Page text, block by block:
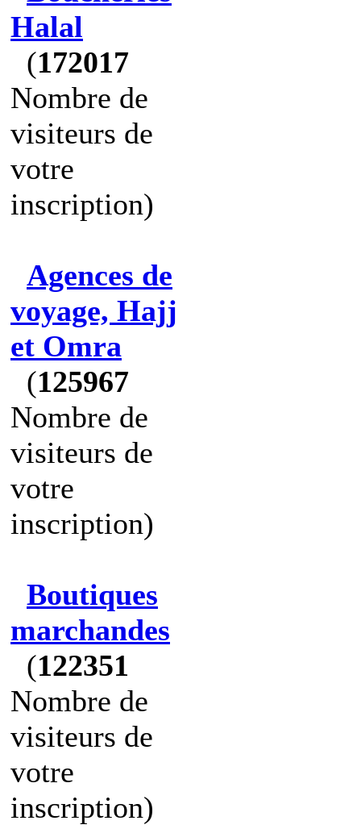
Halal
(172017
Nombre de
visiteurs de
votre
inscription)
Agences de
voyage, Hajj
et Omra
(125967
Nombre de
visiteurs de
votre
inscription)
Boutiques
marchandes
(122351
Nombre de
visiteurs de
votre
inscription)